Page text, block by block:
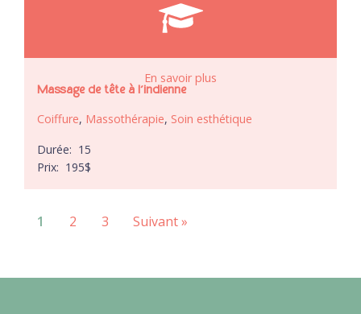
En savoir plus
Massage de tête à l’indienne
Coiffure, Massothérapie, Soin esthétique
Durée: 15
Prix: 195$
1 2 3 Suivant »